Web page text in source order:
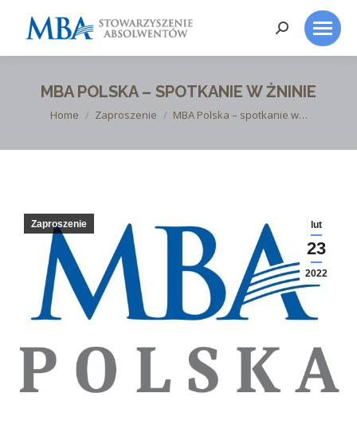
Search:
MBA POLSKA – SPOTKANIE W ŻNINIE
You are here:
Home Zaproszenie MBA Polska – spotkanie w…
lut
23
2022
Zaproszenie